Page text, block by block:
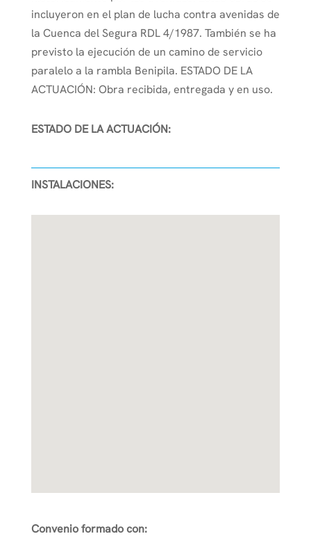
incluyeron en el plan de lucha contra avenidas de
la Cuenca del Segura RDL 4/1987. También se ha
previsto la ejecución de un camino de servicio
paralelo a la rambla Benipila. ESTADO DE LA
ACTUACIÓN: Obra recibida, entregada y en uso.
ESTADO DE LA ACTUACIÓN:
INSTALACIONES:
Convenio formado con: